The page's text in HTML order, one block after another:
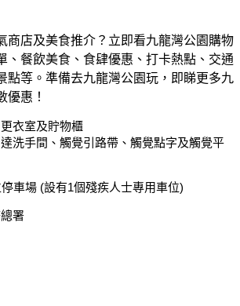
商店及美食推介？立即看九龍灣公園購物
、餐飲美食、食肆優惠、打卡熱點、交通
點等。準備去九龍灣公園玩，即睇更多九
優惠！
衣室及貯物櫃
洗手間、觸覺引路帶、觸覺點字及觸覺平
車場 (設有1個殘疾人士專用車位)
署